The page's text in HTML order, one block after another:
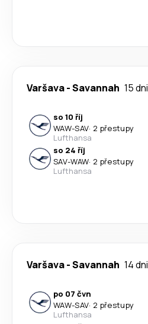
Varšava-Savannah 15 dni
so 10 říj
WAW-SAV· 2 přestupy
Lufthansa
so 24 říj
SAV-WAW· 2 přestupy
Lufthansa
Varšava-Savannah 14 dni
po 07 čvn
WAW-SAV· 2 přestupy
Lufthansa